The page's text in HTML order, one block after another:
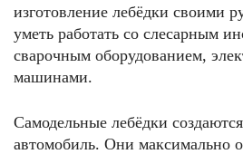
изготовление лебёдки своими
уметь работать со слесарным
сварочным оборудованием,
машинами.
Самодельные лебёдки
автомобиль. Они максимально